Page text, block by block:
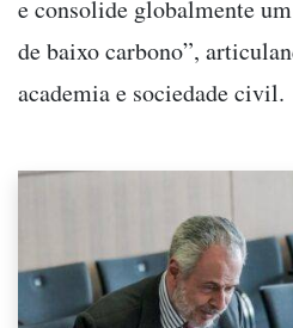
e consolide globalmente
de baixo carbono”,
academia e sociedade civil.